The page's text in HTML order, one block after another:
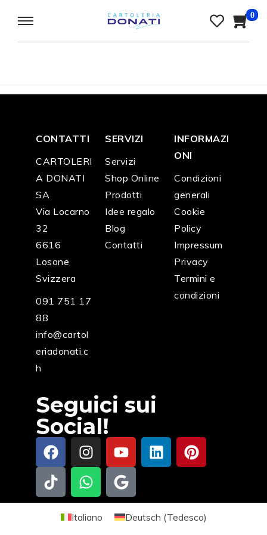
0
CONTATTI
CARTOLERI
A DONATI
SA
Via Locarno
32
6616
Losone
Svizzera
091 751 17
88
info@cartol
eriadonati.c
h
SERVIZI
Servizi
Shop Online
Prodotti
Idee regalo
Blog
Contatti
INFORMAZI
ONI
Condizioni
generali
Cookie
Policy
Impressum
Privacy
Termini e
condizioni
Seguici sui
Social!
Italiano Deutsch (Tedesco)